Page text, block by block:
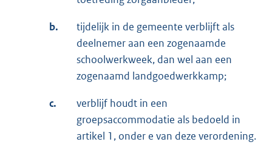
b.
tijdelijk in de gemeente verblijft als
deelnemer aan een zogenaamde
schoolwerkweek, dan wel aan een
zogenaamd landgoedwerkkamp;
c.
verblijf houdt in een
groepsaccommodatie als bedoeld in
artikel 1, onder e van deze verordening.